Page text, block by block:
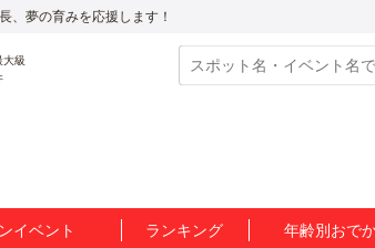
、夢の育みを応援します！
イベント ランキング 年齢別おで